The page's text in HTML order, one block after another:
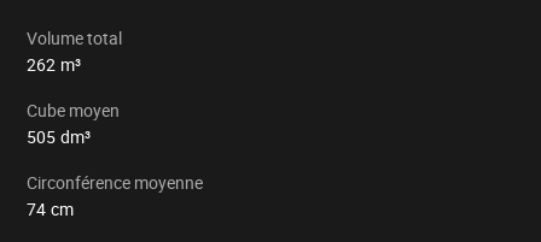
Volume total
262 m³
Cube moyen
505 dm³
Circonférence moyenne
74 cm